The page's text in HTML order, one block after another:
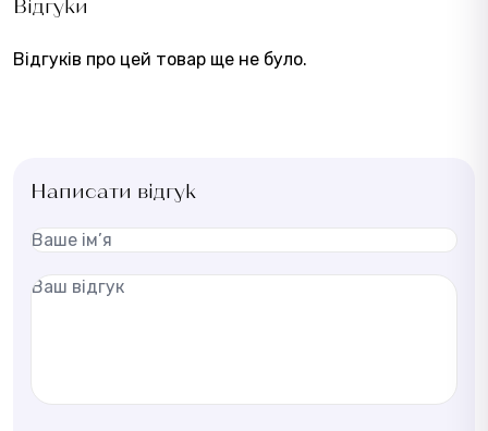
Відгуки
Відгуків про цей товар ще не було.
Написати відгук